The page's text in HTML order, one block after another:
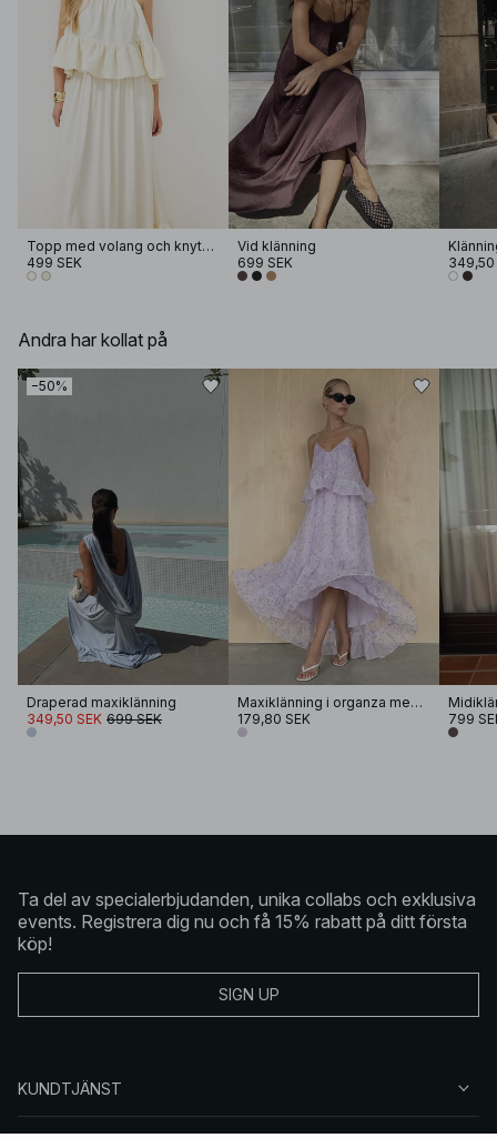
Topp med volang och knytband
499 SEK
Vid klänning
699 SEK
349,50
Andra har kollat på
−50%
Draperad maxiklänning
349,50 SEK 699 SEK
Maxiklänning i organza med v-ringning och volym
179,80 SEK
799
Ta del av specialerbjudanden, unika collabs och exklusiva
events. Registrera dig nu och få 15% rabatt på ditt första
köp!
SIGN UP
KUNDTJÄNST